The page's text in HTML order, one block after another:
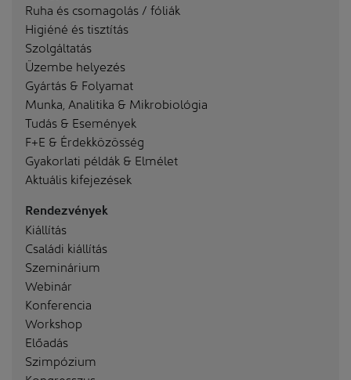
Ruha és csomagolás / fóliák
Higiéné és tisztítás
Szolgáltatás
Üzembe helyezés
Gyártás & Folyamat
Munka, Analitika & Mikrobiológia
Tudás & Események
F+E & Érdekközösség
Gyakorlati példák & Elmélet
Aktuális kifejezések
Rendezvények
Kiállítás
Családi kiállítás
Szeminárium
Webinár
Konferencia
Workshop
Előadás
Szimpózium